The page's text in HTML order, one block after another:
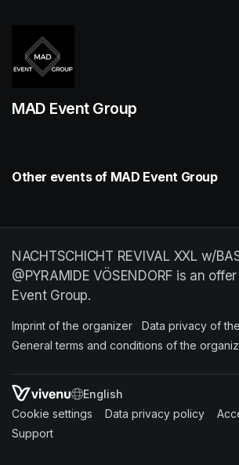
MAD Event Group
Other events of MAD Event Group
NACHTSCHICHT REVIVAL XXL w/
@PYRAMIDE VÖSENDORF is an
Event Group.
Imprint of the organizer (opens in a new tab)
Data privacy of
General terms and conditions of the
SWITCH LANGUAGE
Cookie settings (opens in a new tab)
Data privacy policy
Support